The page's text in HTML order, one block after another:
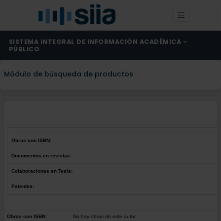
SISTEMA INTEGRAL DE INFORMACIÓN ACADÉMICA -
PÚBLICO
Módulo de búsqueda de productos
Obras con ISBN:
Documentos en revistas:
Colaboraciones en Tesis:
Patentes:
Obras con ISBN: No hay obras de este autor.